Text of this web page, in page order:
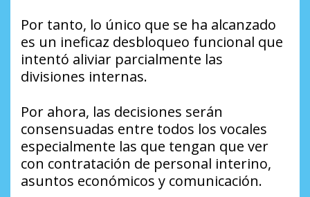
Por tanto, lo único que se ha alcanzado
es un ineficaz desbloqueo funcional que
intentó aliviar parcialmente las
divisiones internas.
Por ahora, las decisiones serán
consensuadas entre todos los vocales
especialmente las que tengan que ver
con contratación de personal interino,
asuntos económicos y comunicación.